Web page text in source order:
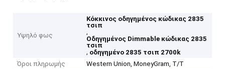
Υψηλό φως
Κόκκινος οδηγημένος κώδικας 2835
τσιπ
,
Οδηγημένος Dimmable κώδικας 2835
τσιπ
, οδηγημένο 2835 τσιπ 2700k
Όροι πληρωμής
Western Union, MoneyGram, T/T